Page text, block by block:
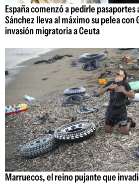
España comenzó a pedirle pasaportes
Sánchez lleva al máximo su pelea con
invasión migratoria a Ceuta
Marruecos, el reino pujante que